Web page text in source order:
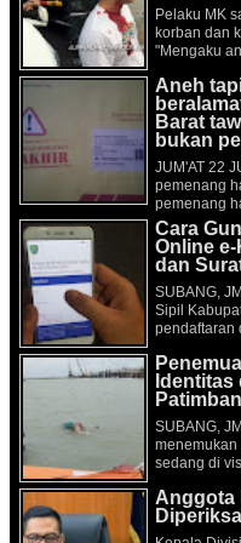
Pelaku MK
korban dan
"Mengaku
Aneh
Barat
bukan
JUM'AT 22
pemenang
pemenang
Cara
Online
dan
SUBANG,
Sipil
pendaftaran
Patimban
SUBANG,
menemukan
sedang di
Anggota